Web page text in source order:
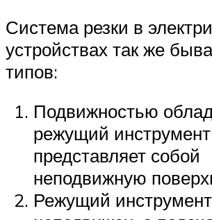
Система резки в
устройствах так же
типов:
Подвижностью
режущий
представляет собой
неподвижную
Режущий инструмент